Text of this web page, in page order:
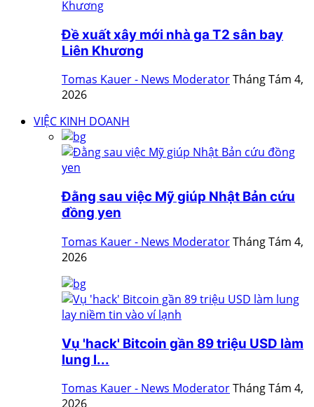
Đề xuất xây mới nhà ga T2 sân bay
Liên Khương
Tomas Kauer - News ModeratorTháng Tám 4,
2026
VIỆC KINH DOANH
Đằng sau việc Mỹ giúp Nhật Bản cứu
đồng yen
Tomas Kauer - News ModeratorTháng Tám 4,
2026
Vụ 'hack' Bitcoin gần 89 triệu USD làm
lung l...
Tomas Kauer - News ModeratorTháng Tám 4,
2026